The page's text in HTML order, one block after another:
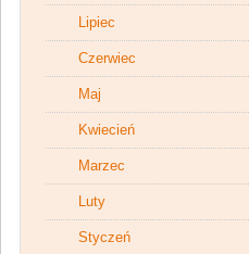
Lipiec
Czerwiec
Maj
Kwiecień
Marzec
Luty
Styczeń